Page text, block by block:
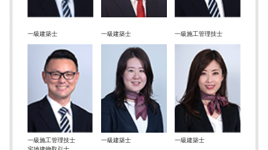
一級建築士 一級建築士 一級施工管理技士
一級施工管理技士
一級建築士 一級建築士